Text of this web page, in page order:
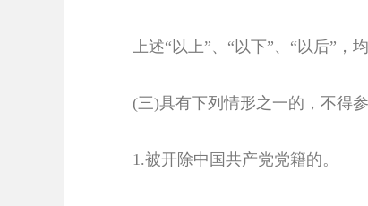
上述“以上”、“以下”、“以后”，
(三)具有下列情形之一的，不得
1.被开除中国共产党党籍的。